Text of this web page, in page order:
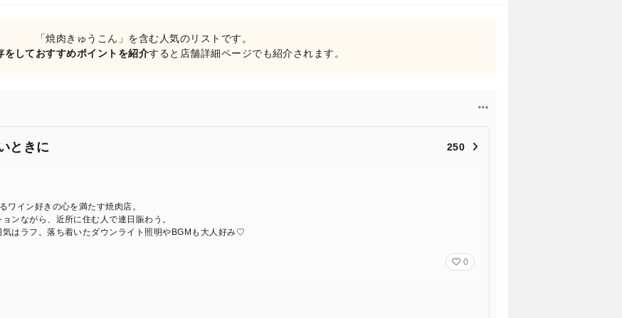
「焼肉きゅうこん」を含む人気のリストです。
をしておすすめポイントを紹介すると店舗詳細ページでも紹介されます。
ときに 250
ワイン好きの心を満たす焼肉店。
ンながら、近所に住む人で連日賑わう。
はラフ。落ち着いたダウンライト照明やBGMも大人好み♡
0